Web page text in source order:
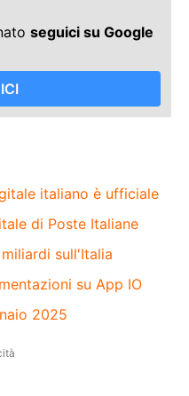
seguici su Google
italiano è ufficiale
di Poste Italiane
sull'Italia
su App IO
2025